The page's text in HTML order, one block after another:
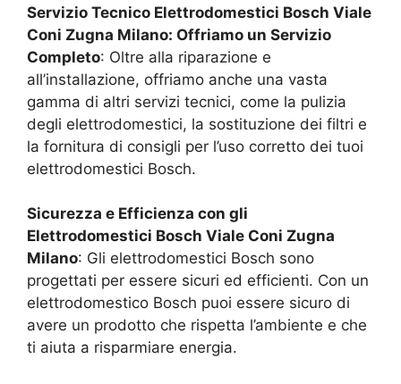
Servizio Tecnico Elettrodomestici Bosch Viale
Coni Zugna Milano: Offriamo un Servizio
Completo: Oltre alla riparazione e
all’installazione, offriamo anche una vasta
gamma di altri servizi tecnici, come la pulizia
degli elettrodomestici, la sostituzione dei filtri e
la fornitura di consigli per l’uso corretto dei tuoi
elettrodomestici Bosch.
Sicurezza e Efficienza con gli
Elettrodomestici Bosch Viale Coni Zugna
Milano: Gli elettrodomestici Bosch sono
progettati per essere sicuri ed efficienti. Con un
elettrodomestico Bosch puoi essere sicuro di
avere un prodotto che rispetta l’ambiente e che
ti aiuta a risparmiare energia.